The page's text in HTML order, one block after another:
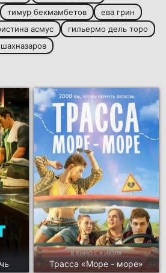
тимур бекмамбетов
ева грин
асмус
гильермо дель торо
Трасса «Море - море»